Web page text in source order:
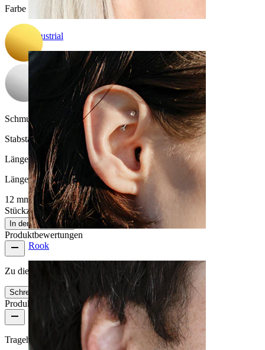
Industrial
Rook
Farbe auswählen
Schmucksteinfarbe:
Durchsichtig
Stabstärke:
1,6 mm
Länge:
Länge auswählen
12 mm14 mm
Stückzahl: 1
Ändern
In den Warenkorb
Produktbewertungen
Zu diesem Produkt gibt es noch keine Bewertungen
Schreibe eine Bewertung
Produktqualität
Tragehäufigkeit